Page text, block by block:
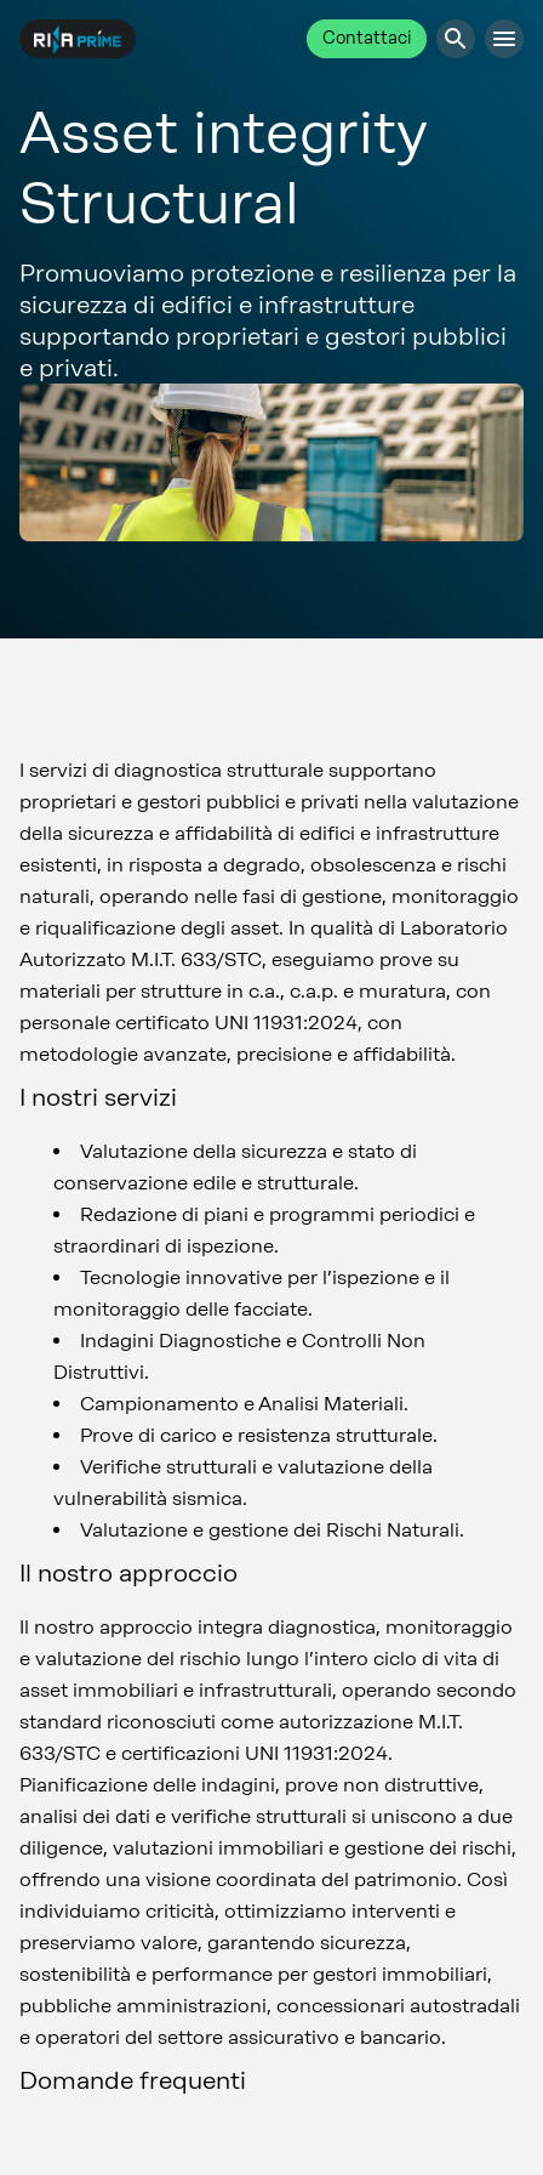
Contattaci
Asset integrity
Structural
Promuoviamo protezione e resilienza per la
sicurezza di edifici e infrastrutture
supportando proprietari e gestori pubblici
e privati.
I servizi di diagnostica strutturale supportano
proprietari e gestori pubblici e privati nella valutazione
della sicurezza e affidabilità di edifici e infrastrutture
esistenti, in risposta a degrado, obsolescenza e rischi
naturali, operando nelle fasi di gestione, monitoraggio
e riqualificazione degli asset. In qualità di Laboratorio
Autorizzato M.I.T. 633/STC, eseguiamo prove su
materiali per strutture in c.a., c.a.p. e muratura, con
personale certificato UNI 11931:2024, con
metodologie avanzate, precisione e affidabilità.
I nostri servizi
Valutazione della sicurezza e stato di
conservazione edile e strutturale.
Redazione di piani e programmi periodici e
straordinari di ispezione.
Tecnologie innovative per l’ispezione e il
monitoraggio delle facciate.
Indagini Diagnostiche e Controlli Non
Distruttivi.
Campionamento e Analisi Materiali.
Prove di carico e resistenza strutturale.
Verifiche strutturali e valutazione della
vulnerabilità sismica.
Valutazione e gestione dei Rischi Naturali.
Il nostro approccio
Il nostro approccio integra diagnostica, monitoraggio
e valutazione del rischio lungo l’intero ciclo di vita di
asset immobiliari e infrastrutturali, operando secondo
standard riconosciuti come autorizzazione M.I.T.
633/STC e certificazioni UNI 11931:2024.
Pianificazione delle indagini, prove non distruttive,
analisi dei dati e verifiche strutturali si uniscono a due
diligence, valutazioni immobiliari e gestione dei rischi,
offrendo una visione coordinata del patrimonio. Così
individuiamo criticità, ottimizziamo interventi e
preserviamo valore, garantendo sicurezza,
sostenibilità e performance per gestori immobiliari,
pubbliche amministrazioni, concessionari autostradali
e operatori del settore assicurativo e bancario.
Domande frequenti